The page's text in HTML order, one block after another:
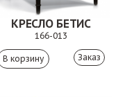
КРЕСЛО БЕТИС
166-013
Заказ